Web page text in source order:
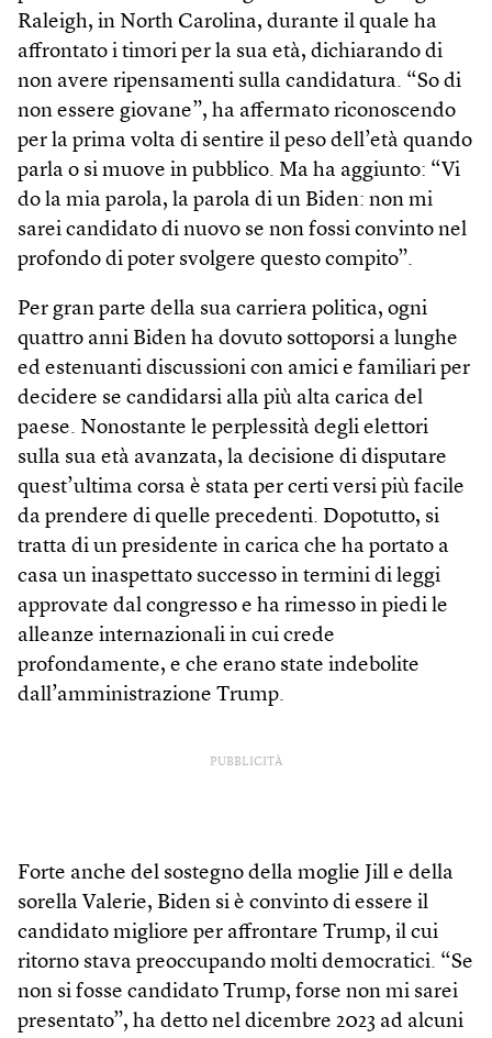
Raleigh, in North Carolina, durante il quale ha
affrontato i timori per la sua età, dichiarando di
non avere ripensamenti sulla candidatura. “So di
non essere giovane”, ha affermato riconoscendo
per la prima volta di sentire il peso dell’età quando
parla o si muove in pubblico. Ma ha aggiunto: “Vi
do la mia parola, la parola di un Biden: non mi
sarei candidato di nuovo se non fossi convinto nel
profondo di poter svolgere questo compito”.
Per gran parte della sua carriera politica, ogni
quattro anni Biden ha dovuto sottoporsi a lunghe
ed estenuanti discussioni con amici e familiari per
decidere se candidarsi alla più alta carica del
paese. Nonostante le perplessità degli elettori
sulla sua età avanzata, la decisione di disputare
quest’ultima corsa è stata per certi versi più facile
da prendere di quelle precedenti. Dopotutto, si
tratta di un presidente in carica che ha portato a
casa un inaspettato successo in termini di leggi
approvate dal congresso e ha rimesso in piedi le
alleanze internazionali in cui crede
profondamente, e che erano state indebolite
dall’amministrazione Trump.
PUBBLICITÀ
Forte anche del sostegno della moglie Jill e della
sorella Valerie, Biden si è convinto di essere il
candidato migliore per affrontare Trump, il cui
ritorno stava preoccupando molti democratici. “Se
non si fosse candidato Trump, forse non mi sarei
presentato”, ha detto nel dicembre 2023 ad alcuni